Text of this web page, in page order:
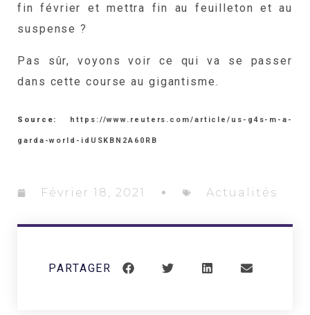
fin février et mettra fin au feuilleton et au
suspense ?
Pas sûr, voyons voir ce qui va se passer
dans cette course au gigantisme.
Source: https://www.reuters.com/article/us-g4s-m-a-
garda-world-idUSKBN2A60RB
Février 18, 2021 Actualités
PARTAGER